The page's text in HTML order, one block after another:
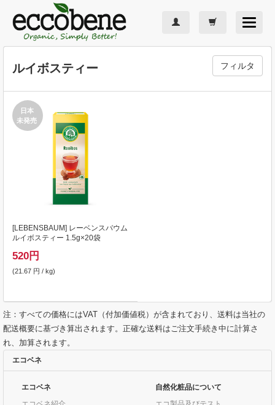
Toggle
ルイボスティー フィルタ
日本
未発売
[LEBENSBAUM] レーベンスバウム
ルイボスティー 1.5g×20袋
520円
(21.67 円 / kg)
注：すべての価格にはVAT（付加価値税）が含まれており、送料は当社の
配送概要に基づき算出されます。正確な送料はご注文手続き中に計算さ
れ、加算されます。
エコベネ
エコベネ 自然化粧品について